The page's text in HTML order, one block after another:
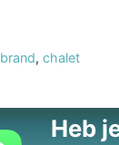
brand, chalet
Heb